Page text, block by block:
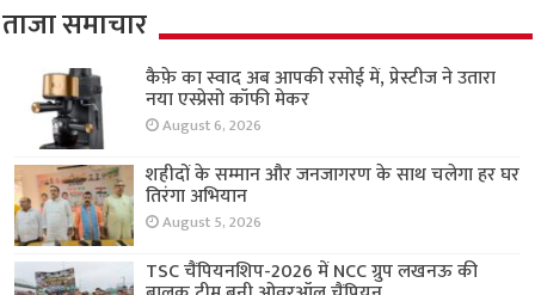
ताजा समाचार
कैफ़े का स्वाद अब आपकी रसोई में, प्रेस्टीज ने उतारा
नया एस्प्रेसो कॉफी मेकर
August 6, 2026
शहीदों के सम्मान और जनजागरण के साथ चलेगा हर घर
तिरंगा अभियान
August 5, 2026
TSC चैंपियनशिप-2026 में NCC ग्रुप लखनऊ की